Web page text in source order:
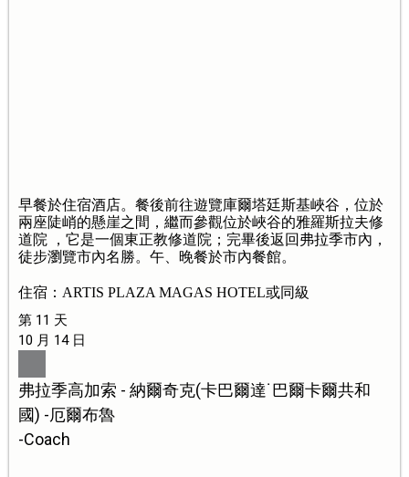
早餐於住宿酒店。餐後前往遊覽庫爾塔廷斯基峽谷，位於
兩座陡峭的懸崖之間，繼而參觀位於峽谷的雅羅斯拉夫修
道院 ，它是一個東正教修道院；完畢後返回弗拉季市內，
徒步瀏覽市內名勝。午、晚餐於市內餐館。
住宿：ARTIS PLAZA MAGAS HOTEL或同級
第 11 天
10 月 14 日
弗拉季高加索 - 納爾奇克(卡巴爾達˙巴爾卡爾共和
國) -厄爾布魯
-Coach